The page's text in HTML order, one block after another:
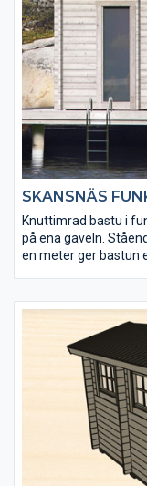
formstabilitet.
SKANSNÄS
Knuttimrad bastu i
på ena gaveln.
en meter ger bastun
• Senvuxet och
• Extra fönster kan
• Golvet och
formstabilitet
• Välj mellan tre